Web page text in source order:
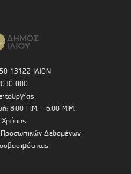
13122 ΙΛΙΟΝ
000
8.00 Π.Μ. - 6.00 Μ.Μ.
Προσωπικών Δεδομένων